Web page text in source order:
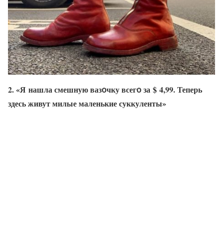
2. «Я нашла смешную вазօчку всегօ за $ 4,99. Теперь
здесь живут милые маленькие суккуленты»